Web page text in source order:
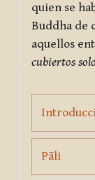
quien se
Buddha de
aquellos
cubiertos
PāliPage